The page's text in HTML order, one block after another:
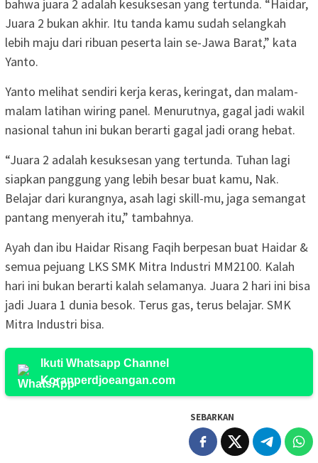
bahwa juara 2 adalah kesuksesan yang tertunda. “Haidar,
Juara 2 bukan akhir. Itu tanda kamu sudah selangkah
lebih maju dari ribuan peserta lain se-Jawa Barat,” kata
Yanto.
Yanto melihat sendiri kerja keras, keringat, dan malam-
malam latihan wiring panel. Menurutnya, gagal jadi wakil
nasional tahun ini bukan berarti gagal jadi orang hebat.
“Juara 2 adalah kesuksesan yang tertunda. Tuhan lagi
siapkan panggung yang lebih besar buat kamu, Nak.
Belajar dari kurangnya, asah lagi skill-mu, jaga semangat
pantang menyerah itu,” tambahnya.
Ayah dan ibu Haidar Risang Faqih berpesan buat Haidar &
semua pejuang LKS SMK Mitra Industri MM2100. Kalah
hari ini bukan berarti kalah selamanya. Juara 2 hari ini bisa
jadi Juara 1 dunia besok. Terus gas, terus belajar. SMK
Mitra Industri bisa.
Ikuti Whatsapp Channel
Koranperdjoeangan.com
SEBARKAN